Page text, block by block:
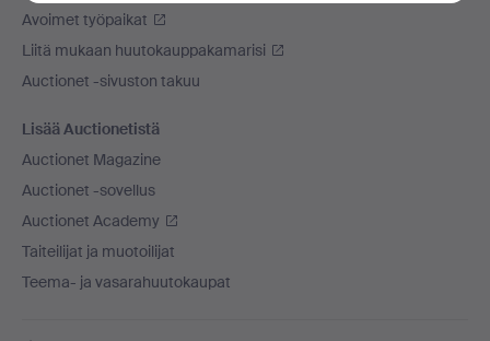
Avoimet työpaikat
Liitä mukaan huutokauppakamarisi
Auctionet -sivuston takuu
Lisää Auctionetistä
Auctionet Magazine
Auctionet -sovellus
Auctionet Academy
Taiteilijat ja muotoilijat
Teema- ja vasarahuutokaupat